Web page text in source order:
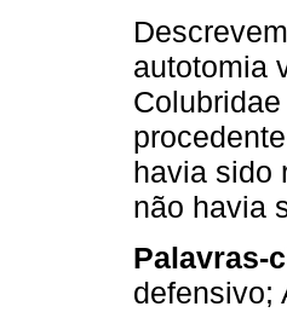
autotomia
Colubridae
havia sido
não havia
Palavras-
defensivo;